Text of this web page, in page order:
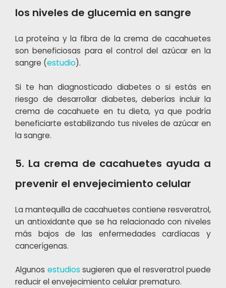
los niveles de glucemia en sangre
La proteína y la fibra de la crema de cacahuetes
son beneficiosas para el control del azúcar en la
sangre (estudio).
Si te han diagnosticado diabetes o si estás en
riesgo de desarrollar diabetes, deberías incluir la
crema de cacahuete en tu dieta, ya que podría
beneficiarte estabilizando tus niveles de azúcar en
la sangre.
5. La crema de cacahuetes ayuda a
prevenir el envejecimiento celular
La mantequilla de cacahuetes contiene resveratrol,
un antioxidante que se ha relacionado con niveles
más bajos de las enfermedades cardíacas y
cancerígenas.
Algunos estudios sugieren que el resveratrol puede
reducir el envejecimiento celular prematuro.